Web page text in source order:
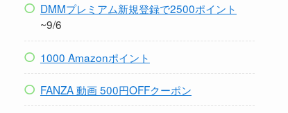
DMMプレミアム新規登録で2500ポイント
~9/6
1000 Amazonポイント
FANZA 動画 500円OFFクーポン